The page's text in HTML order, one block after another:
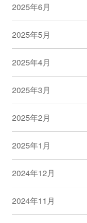
2025年6月
2025年5月
2025年4月
2025年3月
2025年2月
2025年1月
2024年12月
2024年11月